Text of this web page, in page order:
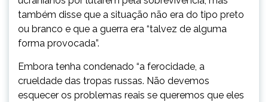
também disse que a situação não era do tipo preto
ou branco e que a guerra era “talvez de alguma
forma provocada”.
Embora tenha condenado “a ferocidade, a
crueldade das tropas russas. Não devemos
esquecer os problemas reais se queremos que eles